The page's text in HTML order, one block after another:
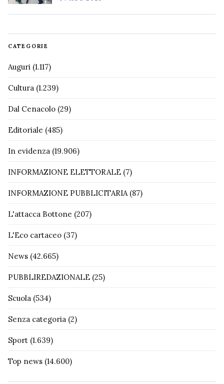
CATEGORIE
Auguri (1.117)
Cultura (1.239)
Dal Cenacolo (29)
Editoriale (485)
In evidenza (19.906)
INFORMAZIONE ELETTORALE (7)
INFORMAZIONE PUBBLICITARIA(87)
L'attacca Bottone (207)
L'Eco cartaceo (37)
News (42.665)
PUBBLIREDAZIONALE (25)
Scuola (534)
Senza categoria (2)
Sport (1.639)
Top news (14.600)